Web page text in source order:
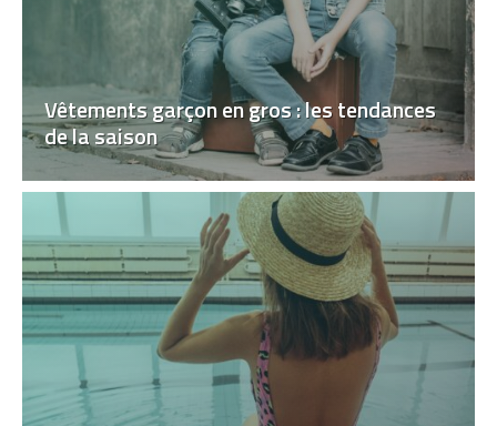
Vêtements garçon en gros : les tendances
de la saison